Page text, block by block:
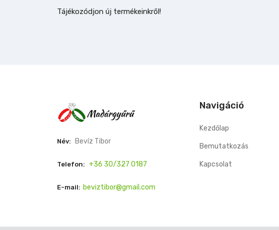
Tájékozódjon új termékeinkről!
Név: Bevíz Tibor
Telefon: +36 30/327 0187
E-mail: beviztibor@gmail.com
Navigáció
Kezdőlap
Bemutatkozás
Kapcsolat